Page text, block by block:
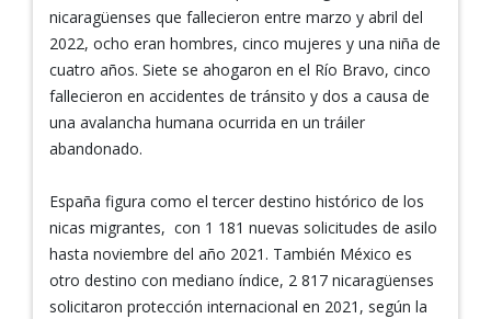
nicaragüenses que fallecieron entre marzo y abril del
2022, ocho eran hombres, cinco mujeres y una niña de
cuatro años. Siete se ahogaron en el Río Bravo, cinco
fallecieron en accidentes de tránsito y dos a causa de
una avalancha humana ocurrida en un tráiler
abandonado.
España figura como el tercer destino histórico de los
nicas migrantes, con 1 181 nuevas solicitudes de asilo
hasta noviembre del año 2021. También México es
otro destino con mediano índice, 2 817 nicaragüenses
solicitaron protección internacional en 2021, según la